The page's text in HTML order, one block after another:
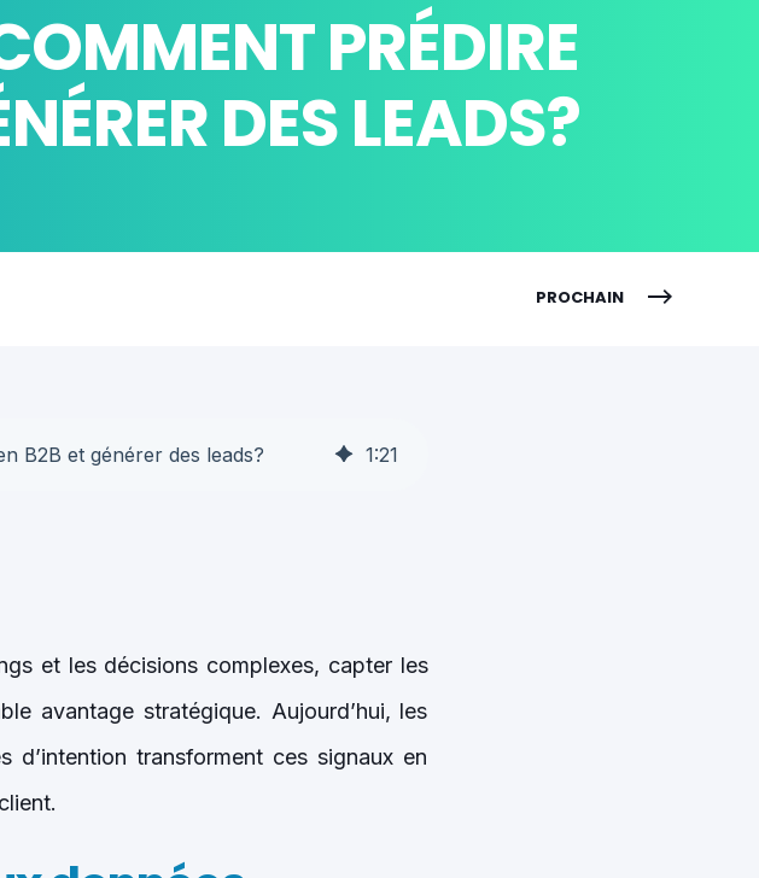
PRÉDIRE
DES LEADS?
PROCHAIN
B2B et générer des leads? 1:21
et les décisions complexes, capter les
avantage stratégique. Aujourd’hui, les
d’intention transforment ces signaux en